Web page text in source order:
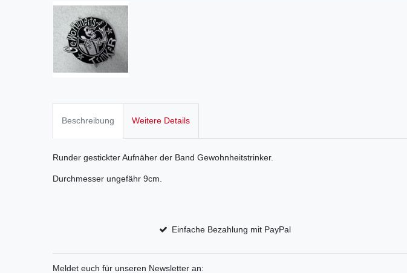
Beschreibung Weitere Details
Runder gestickter Aufnäher der Band Gewohnheitstrinker.
Durchmesser ungefähr 9cm.
Einfache Bezahlung mit PayPal
Meldet euch für unseren Newsletter an: